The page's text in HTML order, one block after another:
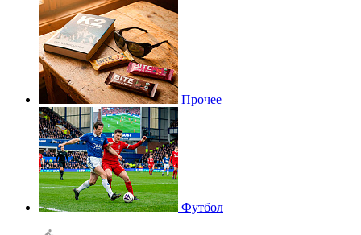
Прочее
Футбол